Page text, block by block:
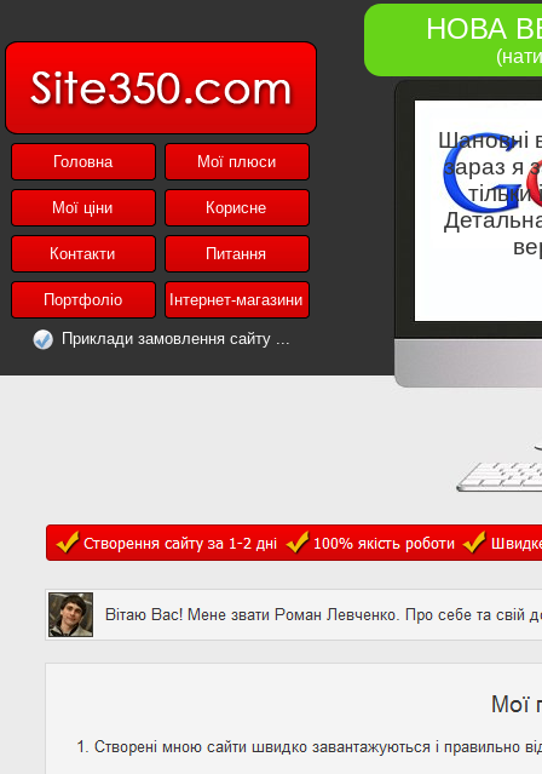
Головна Мої плюси
Мої ціни Корисне
Контакти
Портфоліо
Питання
Приклади замовлення сайту ...
Інтернет-магазини
Шановні
зараз я
тільки
НОВА